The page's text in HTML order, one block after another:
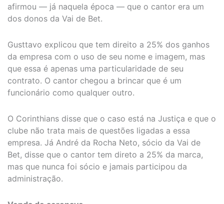
afirmou — já naquela época — que o cantor era um
dos donos da Vai de Bet.
Gusttavo explicou que tem direito a 25% dos ganhos
da empresa com o uso de seu nome e imagem, mas
que essa é apenas uma particularidade de seu
contrato. O cantor chegou a brincar que é um
funcionário como qualquer outro.
O Corinthians disse que o caso está na Justiça e que o
clube não trata mais de questões ligadas a essa
empresa. Já André da Rocha Neto, sócio da Vai de
Bet, disse que o cantor tem direto a 25% da marca,
mas que nunca foi sócio e jamais participou da
administração.